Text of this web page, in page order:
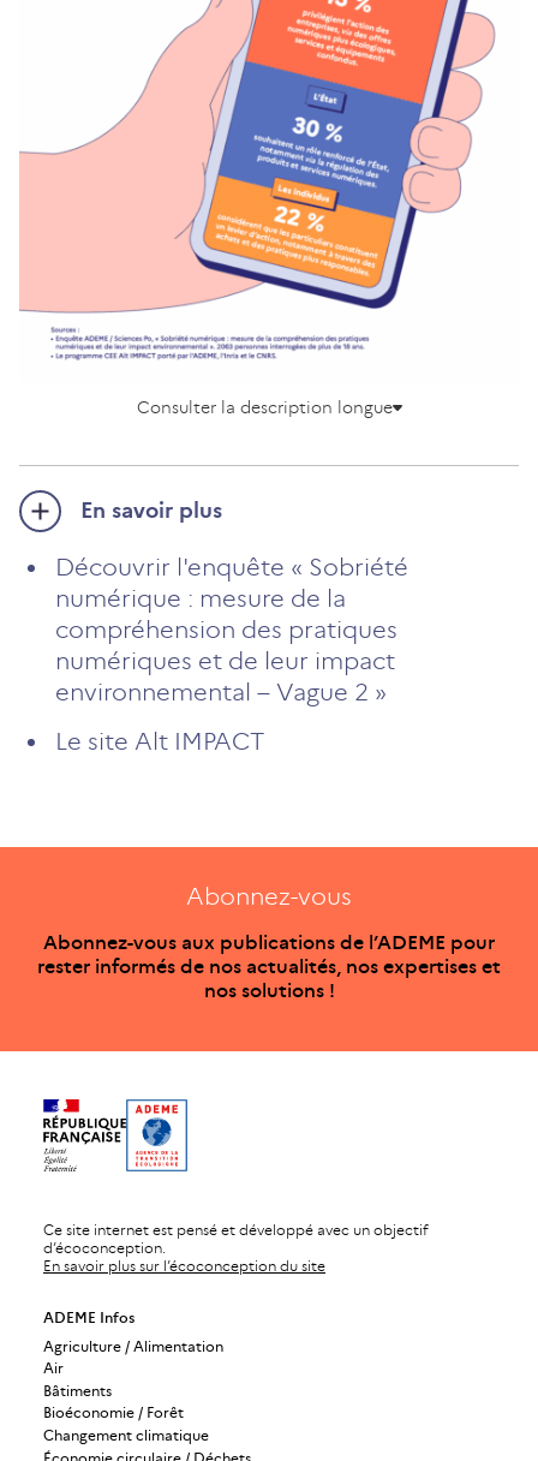
Consulter la description longue
En savoir plus
Découvrir l'enquête « Sobriété
numérique : mesure de la
compréhension des pratiques
numériques et de leur impact
environnemental – Vague 2 »
Le site Alt IMPACT
Abonnez-vous
Abonnez-vous aux publications de l’ADEME pour
rester informés de nos actualités, nos expertises et
nos solutions !
Ce site internet est pensé et développé avec un objectif
d’écoconception.
En savoir plus sur l’écoconception du site
ADEME Infos
Agriculture / Alimentation
Air
Bâtiments
Bioéconomie / Forêt
Changement climatique